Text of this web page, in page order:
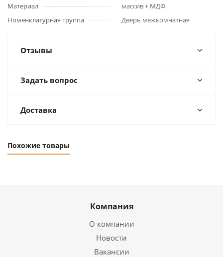
Материал
массив + МДФ
Номенклатурная группа
Дверь межкомнатная
Отзывы
Задать вопрос
Доставка
Похожие товары
Компания
О компании
Новости
Вакансии